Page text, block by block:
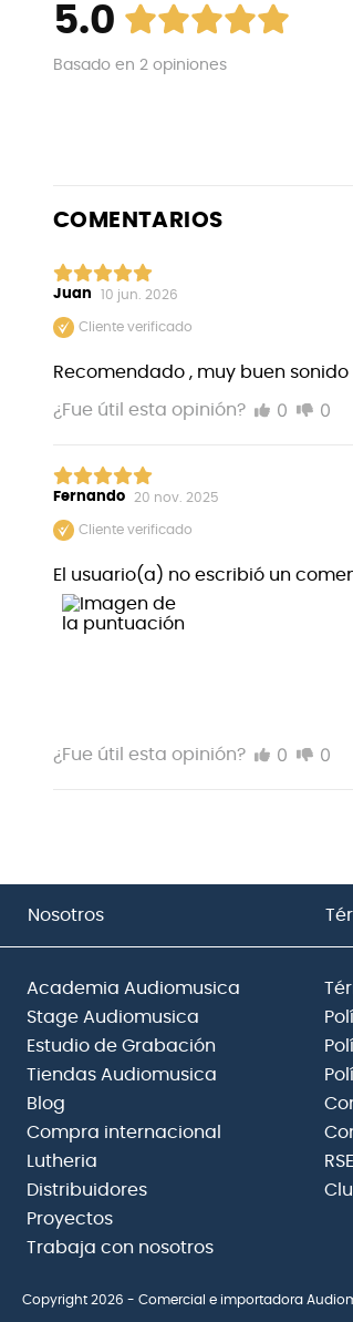
5.0
Basado en 2 opiniones
COMENTARIOS
Juan 10 jun. 2026
Cliente verificado
Recomendado , muy buen sonido
¿Fue útil esta opinión? 0 0
Fernando 20 nov. 2025
Cliente verificado
El usuario(a) no escribió un
¿Fue útil esta opinión? 0 0
Nosotros
Academia Audiomusica
Stage Audiomusica
Estudio de Grabación
Tiendas Audiomusica
Blog
Compra internacional
Lutheria
Distribuidores
Proyectos
Trabaja con nosotros
Copyright 2026 - Comercial e importadora